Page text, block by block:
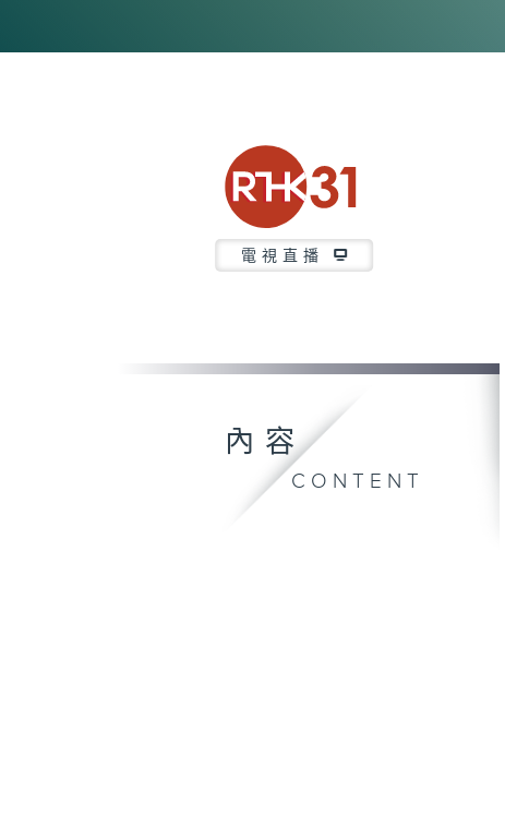
電視直播
內容
CONTENT